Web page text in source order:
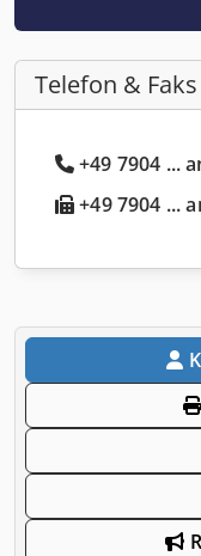
Telefon & Faks
+49 7904 ...
+49 7904 ...